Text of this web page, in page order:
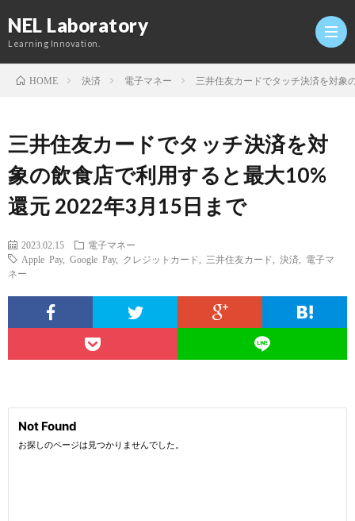
NEL Laboratory
Learning Innovation.
HOME 決済 電子マネー 三井住友カードでタッチ決済を対象
三井住友カードでタッチ決済を対
象の飲食店で利用すると最大10%
還元 2022年3月15日まで
2023.02.15
電子マネー
Apple Pay, Google Pay, クレジットカード 三井住友カード 決済
電子マ
ネー